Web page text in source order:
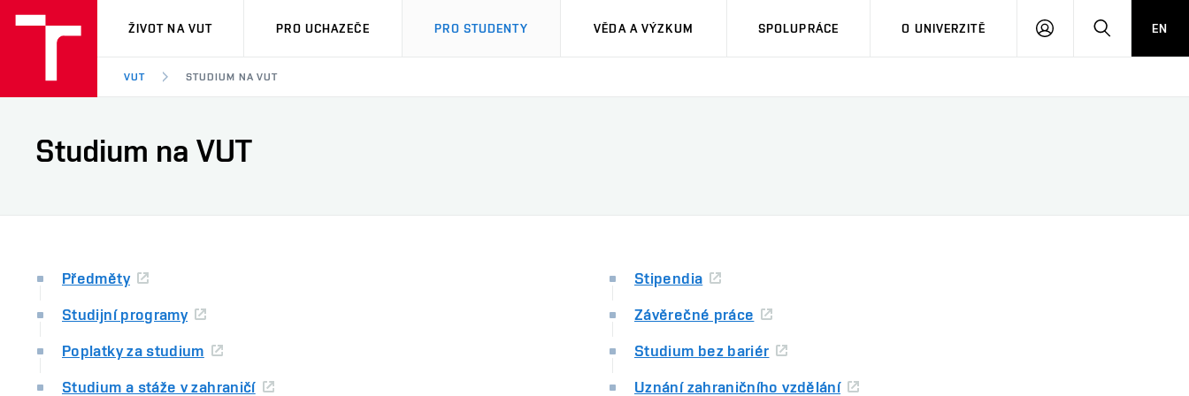
VUT
ŽIVOT NA VUT PRO UCHAZEČE PRO STUDENTY VĚDA A VÝZKUM SPOLUPRÁCE O UNIVERZITĚ
PŘIHLÁSIT HLEDATEN
VUT STUDIUM NA VUT
Studium na VUT
Předměty
Studijní programy
Poplatky za studium
Studium a stáže v zahraničí
Stipendia
Závěrečné práce
Studium bez bariér
Uznání zahraničního vzdělání